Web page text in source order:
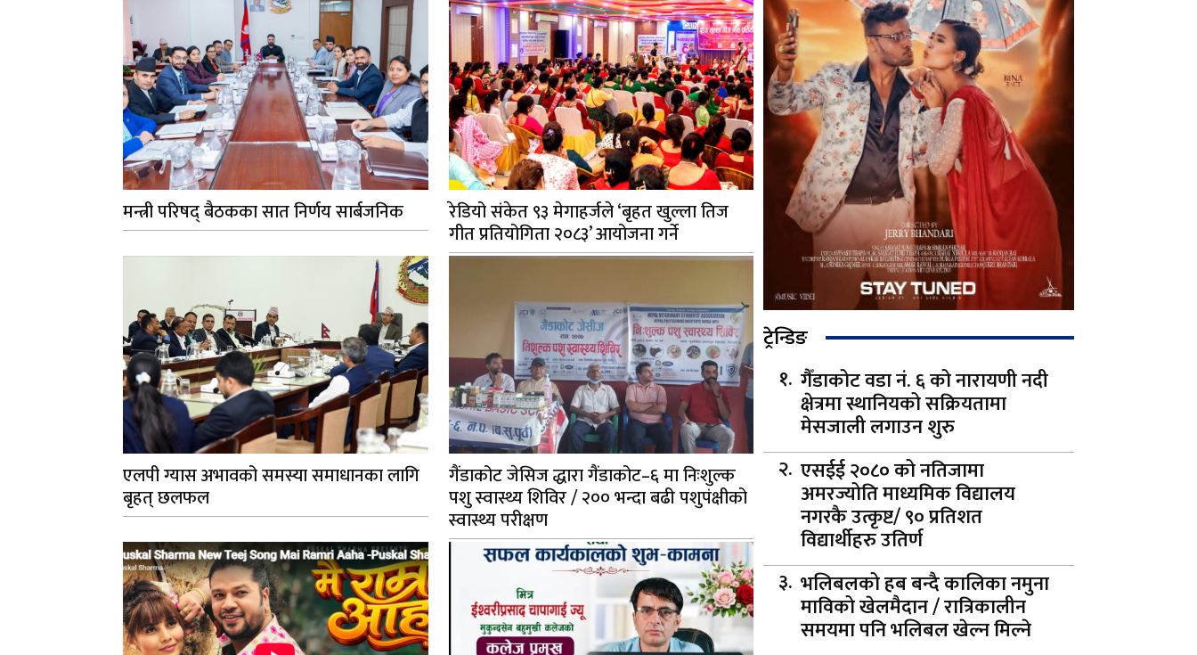
मन्त्री परिषद् बैठकका सात निर्णय सार्बजनिक रेडियो संकेत ९३ मेगाहर्जले ‘बृहत खुल्ला तिज
गीत प्रतियोगिता २०८३’ आयोजना गर्ने
एलपी ग्यास अभावको समस्या समाधानका लागि
बृहत् छलफल
गैंडाकोट जेसिज द्धारा गैंडाकोट–६ मा निःशुल्क
पशु स्वास्थ्य शिविर / २०० भन्दा बढी पशुपंक्षीको
स्वास्थ्य परीक्षण
ट्रेन्डिङ
गैँडाकोट वडा नं. ६ को नारायणी नदी
क्षेत्रमा स्थानियको सक्रियतामा
मेसजाली लगाउन शुरु
एसईई २०८० को नतिजामा
अमरज्योति माध्यमिक विद्यालय
नगरकै उत्कृष्ट/ ९० प्रतिशत
विद्यार्थीहरु उतिर्ण
भलिबलको हब बन्दै कालिका नमुना
माविको खेलमैदान / रात्रिकालीन
समयमा पनि भलिबल खेल्न मिल्ने